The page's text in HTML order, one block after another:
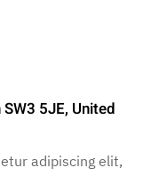
5JE, United
adipiscing elit,